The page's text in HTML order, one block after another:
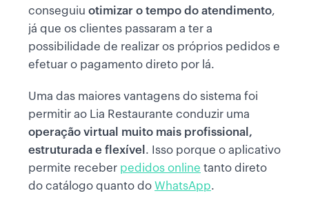
conseguiu otimizar o tempo do atendimento,
já que os clientes passaram a ter a
possibilidade de realizar os próprios pedidos e
efetuar o pagamento direto por lá.
Uma das maiores vantagens do sistema foi
permitir ao Lia Restaurante conduzir uma
operação virtual muito mais profissional,
estruturada e flexível . Isso porque o aplicativo
permite receber pedidos online tanto direto
do catálogo quanto do WhatsApp.